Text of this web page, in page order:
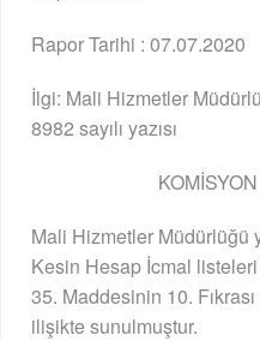
Rapor Tarihi : 07.07.2020
İlgi: Mali Hizmetler
8982 sayılı yazısı
Mali Hizmetler Müdürlüğü
Kesin Hesap İcmal listeleri
35. Maddesinin 10.
ilişikte sunulmuştur.